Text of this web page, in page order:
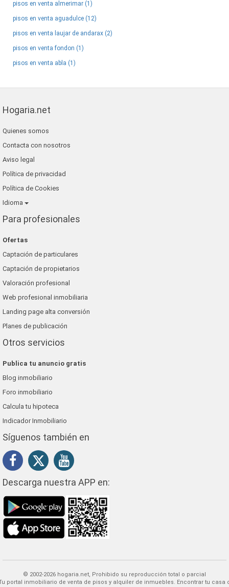
pisos en venta almerimar (1)
pisos en venta aguadulce (12)
pisos en venta laujar de andarax (2)
pisos en venta fondon (1)
pisos en venta abla (1)
Hogaria.net
Quienes somos
Contacta con nosotros
Aviso legal
Política de privacidad
Política de Cookies
Idioma
Para profesionales
Ofertas
Captación de particulares
Captación de propietarios
Valoración profesional
Web profesional inmobiliaria
Landing page alta conversión
Planes de publicación
Otros servicios
Publica tu anuncio gratis
Blog inmobiliario
Foro inmobiliario
Calcula tu hipoteca
Indicador Inmobiliario
Síguenos también en
Descarga nuestra APP en:
© 2002-2026 hogaria.net, Prohibido su reproducción total o parcial
Encontrar tu casa o